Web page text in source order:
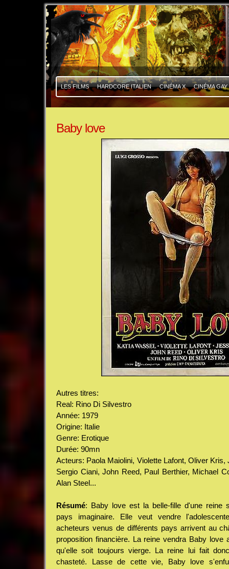
LES FILMS HARDCORE ITALIEN CINÉMA X CINÉMA GAY
Baby love
Autres titres:
Real: Rino Di Silvestro
Année: 1979
Origine: Italie
Genre: Erotique
Durée: 90mn
Acteurs: Paola Maiolini, Violette Lafont, Oliver
Sergio Ciani, John Reed, Paul Berthier, Michael
Alan Steel...
Résumé: Baby love est la belle-fille d'une reine
pays imaginaire. Elle veut vendre
acheteurs venus de différents pays arrivent au
proposition financière. La reine vendra Baby love
qu'elle soit toujours vierge. La reine lui fait
chasteté. Lasse de cette vie, Baby love